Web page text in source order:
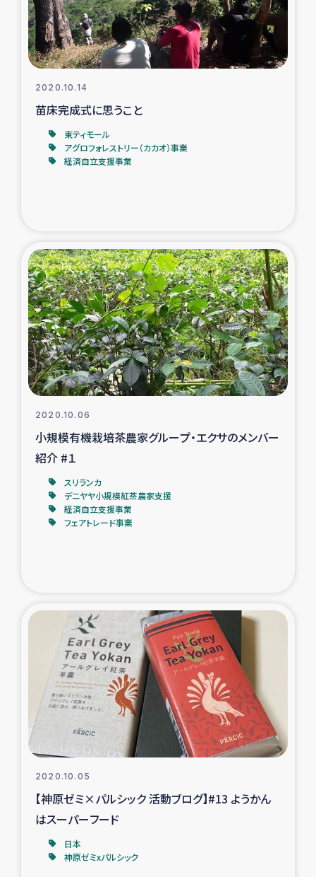
2020.10.14
苗床完成式に思うこと
東ティモール
アグロフォレストリー（カカオ）事業
経済自立支援事業
2020.10.06
小規模有機栽培茶農家グループ・エクサのメンバー
紹介 #１
スリランカ
デニヤヤ小規模紅茶農家支援
経済自立支援事業
フェアトレード事業
2020.10.05
【神原ゼミ×パルシック 活動ブログ】#13 ようかん
はスーパーフード
日本
神原ゼミxパルシック